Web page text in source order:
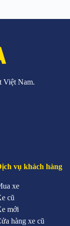
Việt Nam.
vụ khách hàng
xe
cũ
mới
hàng xe cũ